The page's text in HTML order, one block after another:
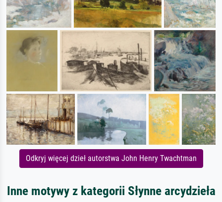
Odkryj więcej dzieł autorstwa John Henry Twachtman
Inne motywy z kategorii Słynne arcydzieła